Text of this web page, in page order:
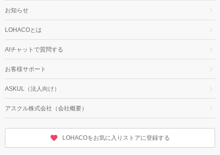
お知らせ
LOHACOとは
AIチャットで質問する
お客様サポート
ASKUL（法人向け）
アスクル株式会社（会社概要）
LOHACOをお気に入りストアに登録する